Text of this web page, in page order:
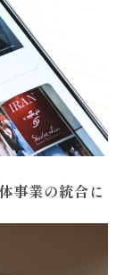
事業の統合に